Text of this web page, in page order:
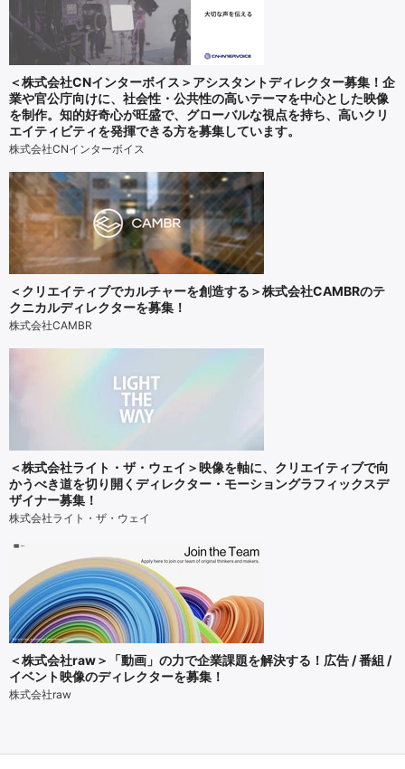
＜株式会社CNインターボイス＞アシスタントディレクター募集！企
業や官公庁向けに、社会性・公共性の高いテーマを中心とした映像
を制作。知的好奇心が旺盛で、グローバルな視点を持ち、高いクリ
エイティビティを発揮できる方を募集しています。
株式会社CNインターボイス
＜クリエイティブでカルチャーを創造する＞株式会社CAMBRのテ
クニカルディレクターを募集！
株式会社CAMBR
＜株式会社ライト・ザ・ウェイ＞映像を軸に、クリエイティブで向
かうべき道を切り開くディレクター・モーショングラフィックスデ
ザイナー募集！
株式会社ライト・ザ・ウェイ
＜株式会社raw＞「動画」の力で企業課題を解決する！広告 / 番組 /
イベント映像のディレクターを募集！
株式会社raw